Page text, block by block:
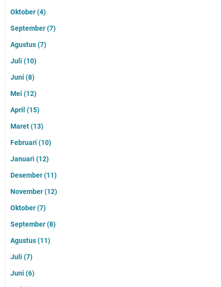
Oktober(4)
September(7)
Agustus(7)
Juli (10)
Juni (8)
Mei (12)
April (15)
Maret(13)
Februari (10)
Januari (12)
Desember(11)
November(12)
Oktober(7)
September(8)
Agustus(11)
Juli (7)
Juni (6)